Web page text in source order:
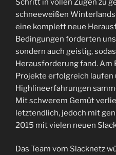
Schritt in vollen Zügen zu
schneeweißen
eine komplett neue
Bedingungen forderten
sondern auch geistig,
Herausforderung fand. Am
Projekte erfolgreich laufen
Highlineerfahrungen
Mit schwerem Gemüt
letztendlich, jedoch mit
2015 mit vielen neuen
Das Team vom Slacknetz